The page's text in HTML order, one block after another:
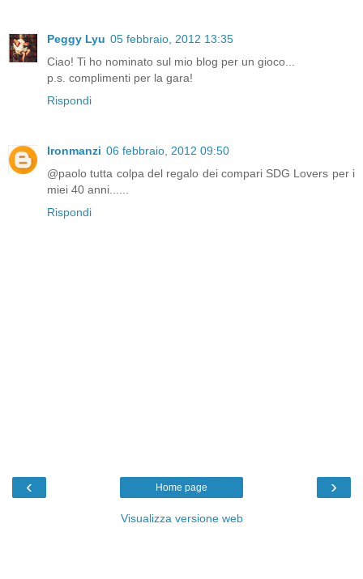
Peggy Lyu 05 febbraio, 2012 13:35
Ciao! Ti ho nominato sul mio blog per un gioco...
p.s. complimenti per la gara!
Rispondi
Ironmanzi 06 febbraio, 2012 09:50
@paolo tutta colpa del regalo dei compari SDG Lovers per i
miei 40 anni......
Rispondi
‹ ›
Home page
Visualizza versione web